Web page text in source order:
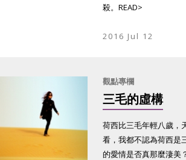
殺。 READ>
2016 Jul 12
觀點專欄
三毛的虛構
荷西比三毛年輕八歲，
看，我都不認為荷西是
的愛情是否真那麼淒美